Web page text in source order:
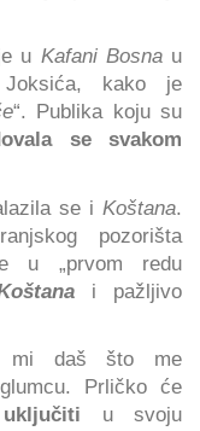
u Kafani Bosnau
kako je
“. Publika koju su
se svakom
se i Koštana.
pozorišta
u „prvom redu
i pažljivo
mi daš što me
Prličko će
uključiti u svoju